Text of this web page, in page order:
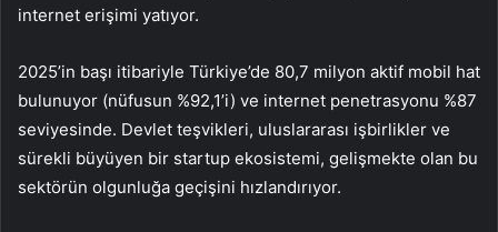
internet erişimi yatıyor.
2025’in başı itibariyle Türkiye’de 80,7 milyon aktif mobil hat
bulunuyor (nüfusun %92,1’i) ve internet penetrasyonu %87
seviyesinde. Devlet teşvikleri, uluslararası işbirlikler ve
sürekli büyüyen bir startup ekosistemi, gelişmekte olan bu
sektörün olgunluğa geçişini hızlandırıyor.